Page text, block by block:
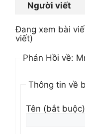
Người viết
Đang xem bài
viết)
Phản Hồi về:
Thông tin về
Tên (bắt